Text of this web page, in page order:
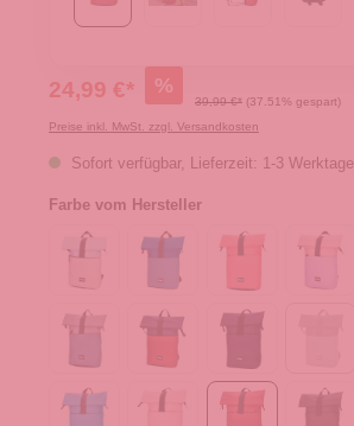
24,99 €* %
39,99 €* (37.51% gespart)
Preise inkl. MwSt. zzgl. Versandkosten
Sofort verfügbar, Lieferzeit: 1-3 Werktage
Farbe vom Hersteller